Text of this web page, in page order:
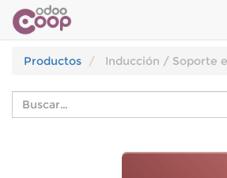
Productos Inducción / Soporte